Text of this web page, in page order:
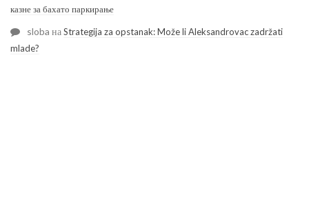
казне за бахато паркирање
sloba наStrategija za opstanak: Može li Aleksandrovac zadržati
mlade?